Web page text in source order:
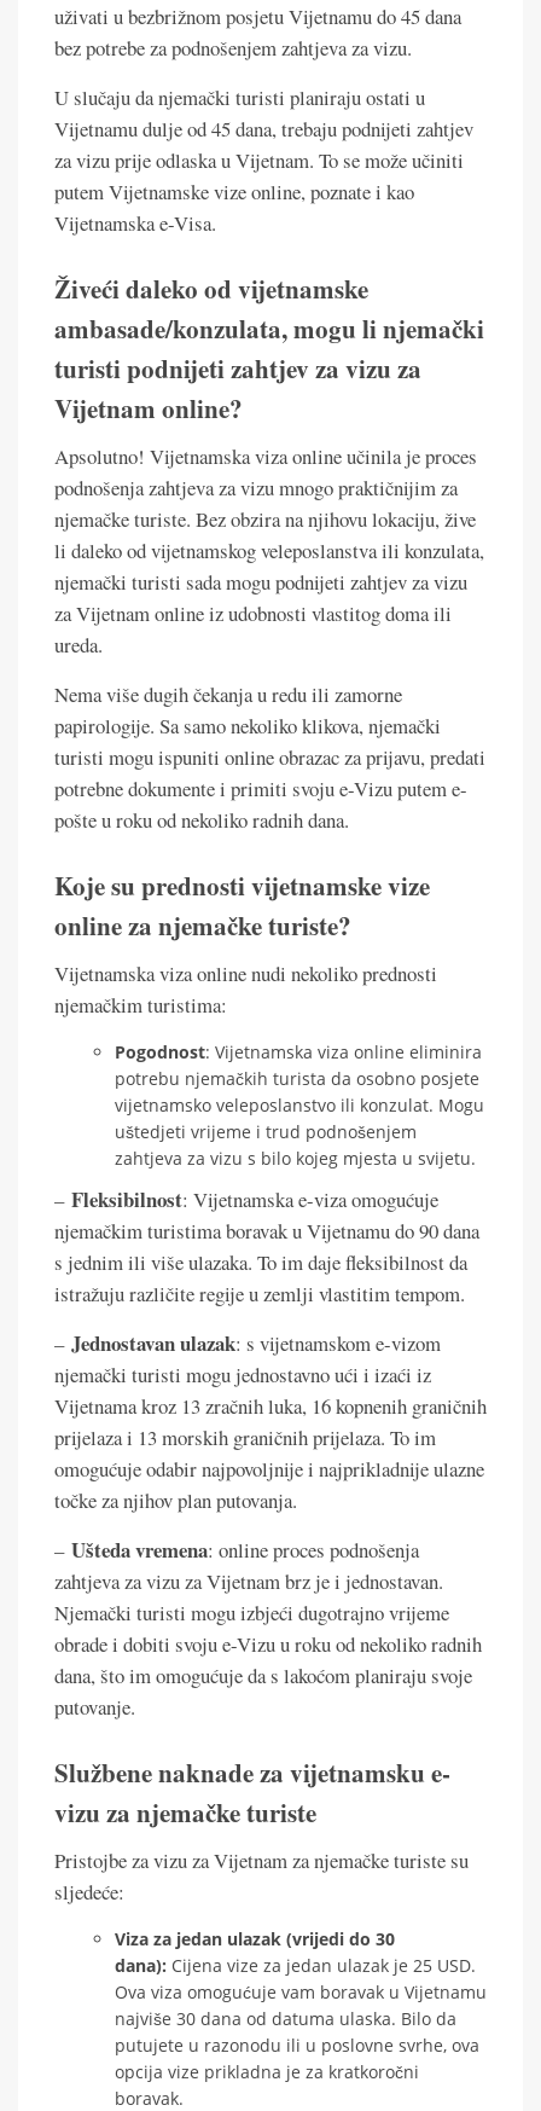
uživati u bezbrižnom posjetu Vijetnamu do 45 dana
bez potrebe za podnošenjem zahtjeva za vizu.
U slučaju da njemački turisti planiraju ostati u
Vijetnamu dulje od 45 dana, trebaju podnijeti zahtjev
za vizu prije odlaska u Vijetnam. To se može učiniti
putem Vijetnamske vize online, poznate i kao
Vijetnamska e-Visa.
Živeći daleko od vijetnamske
ambasade/konzulata, mogu li njemački
turisti podnijeti zahtjev za vizu za
Vijetnam online?
Apsolutno! Vijetnamska viza online učinila je proces
podnošenja zahtjeva za vizu mnogo praktičnijim za
njemačke turiste. Bez obzira na njihovu lokaciju, žive
li daleko od vijetnamskog veleposlanstva ili konzulata,
njemački turisti sada mogu podnijeti zahtjev za vizu
za Vijetnam online iz udobnosti vlastitog doma ili
ureda.
Nema više dugih čekanja u redu ili zamorne
papirologije. Sa samo nekoliko klikova, njemački
turisti mogu ispuniti online obrazac za prijavu, predati
potrebne dokumente i primiti svoju e-Vizu putem e-
pošte u roku od nekoliko radnih dana.
Koje su prednosti vijetnamske vize
online za njemačke turiste?
Vijetnamska viza online nudi nekoliko prednosti
njemačkim turistima:
Pogodnost: Vijetnamska viza online eliminira
potrebu njemačkih turista da osobno posjete
vijetnamsko veleposlanstvo ili konzulat. Mogu
uštedjeti vrijeme i trud podnošenjem
zahtjeva za vizu s bilo kojeg mjesta u svijetu.
– Fleksibilnost: Vijetnamska e-viza omogućuje
njemačkim turistima boravak u Vijetnamu do 90 dana
s jednim ili više ulazaka. To im daje fleksibilnost da
istražuju različite regije u zemlji vlastitim tempom.
– Jednostavan ulazak: s vijetnamskom e-vizom
njemački turisti mogu jednostavno ući i izaći iz
Vijetnama kroz 13 zračnih luka, 16 kopnenih graničnih
prijelaza i 13 morskih graničnih prijelaza. To im
omogućuje odabir najpovoljnije i najprikladnije ulazne
točke za njihov plan putovanja.
– Ušteda vremena: online proces podnošenja
zahtjeva za vizu za Vijetnam brz je i jednostavan.
Njemački turisti mogu izbjeći dugotrajno vrijeme
obrade i dobiti svoju e-Vizu u roku od nekoliko radnih
dana, što im omogućuje da s lakoćom planiraju svoje
putovanje.
Službene naknade za vijetnamsku e-
vizu za njemačke turiste
Pristojbe za vizu za Vijetnam za njemačke turiste su
sljedeće:
Viza za jedan ulazak (vrijedi do 30
dana): Cijena vize za jedan ulazak je 25 USD.
Ova viza omogućuje vam boravak u Vijetnamu
najviše 30 dana od datuma ulaska. Bilo da
putujete u razonodu ili u poslovne svrhe, ova
opcija vize prikladna je za kratkoročni
boravak.